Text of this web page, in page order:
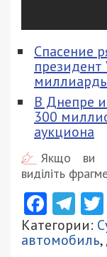
Спасение
В Днепре
300
аукциона
Якщо ви
виділіть
Категории:
автомобиль,